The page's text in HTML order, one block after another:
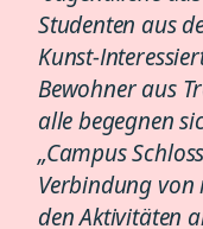
Studenten aus
Kunst-
Bewohner aus
alle begegnen
„Campus
Verbindung
den Aktivitäten